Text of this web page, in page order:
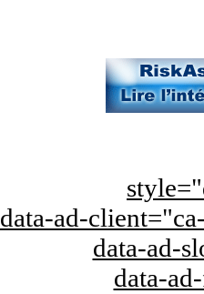
data-ad-
data-ad-
data-